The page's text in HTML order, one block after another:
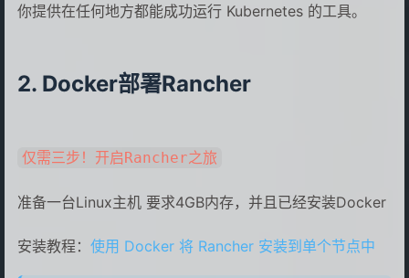
你提供在任何地方都能成功运行 Kubernetes 的工具。
Docker部署Rancher
仅需三步！开启Rancher之旅
准备一台Linux主机 要求4GB内存，并且已经安装Docker
安装教程： 使用 Docker 将 Rancher 安装到单个节点中